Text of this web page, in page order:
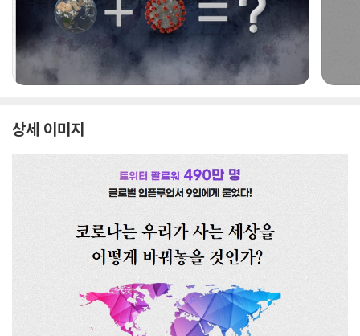
상세 이미지